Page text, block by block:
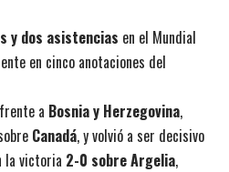
y dos asistencias en el Mundial
en cinco anotaciones del
a Bosnia y Herzegovina,
Canadá, y volvió a ser decisivo
la victoria 2-0 sobre Argelia,